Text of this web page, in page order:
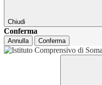
Chiudi
Conferma
Annulla Conferma